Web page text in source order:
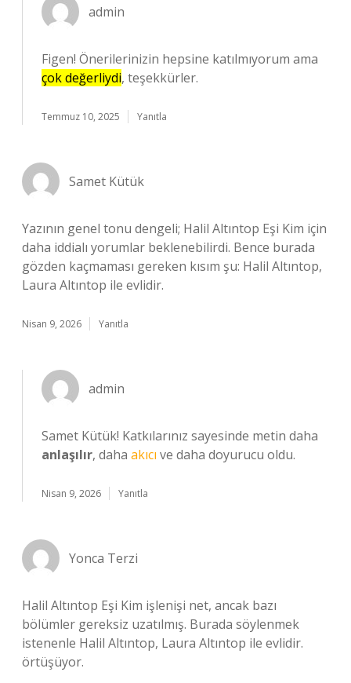
admin
Figen! Önerilerinizin hepsine katılmıyorum ama
çok değerliydi, teşekkürler.
Temmuz 10, 2025 Yanıtla
Samet Kütük
Yazının genel tonu dengeli; Halil Altıntop Eşi Kim için
daha iddialı yorumlar beklenebilirdi. Bence burada
gözden kaçmaması gereken kısım şu: Halil Altıntop,
Laura Altıntop ile evlidir.
Nisan 9, 2026 Yanıtla
admin
Samet Kütük! Katkılarınız sayesinde metin daha
anlaşılır, daha akıcı ve daha doyurucu oldu.
Nisan 9, 2026 Yanıtla
Yonca Terzi
Halil Altıntop Eşi Kim işlenişi net, ancak bazı
bölümler gereksiz uzatılmış. Burada söylenmek
istenenle Halil Altıntop, Laura Altıntop ile evlidir.
örtüşüyor.